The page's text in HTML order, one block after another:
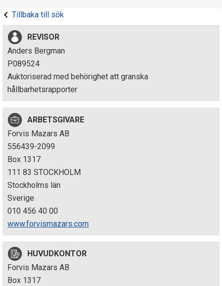
r
s
i
n
s
p
e
k
t
i
o
n
e
n
Tillbaka till sök
REVISOR
Anders Bergman
P089524
Auktoriserad med behörighet att granska
hållbarhetsrapporter
ARBETSGIVARE
Forvis Mazars AB
556439-2099
Box 1317
111 83 STOCKHOLM
Stockholms län
Sverige
010 456 40 00
www.forvismazars.com
HUVUDKONTOR
Forvis Mazars AB
Box 1317